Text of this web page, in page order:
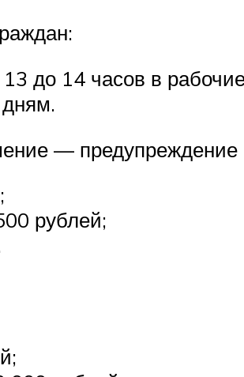
до 14 часов в
—
рублей;